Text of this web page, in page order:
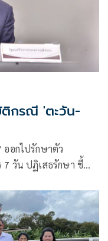
กรณี 'ตะวัน-
ออกไปรักษาตัว
วัน ปฏิเสธรักษา ชี้